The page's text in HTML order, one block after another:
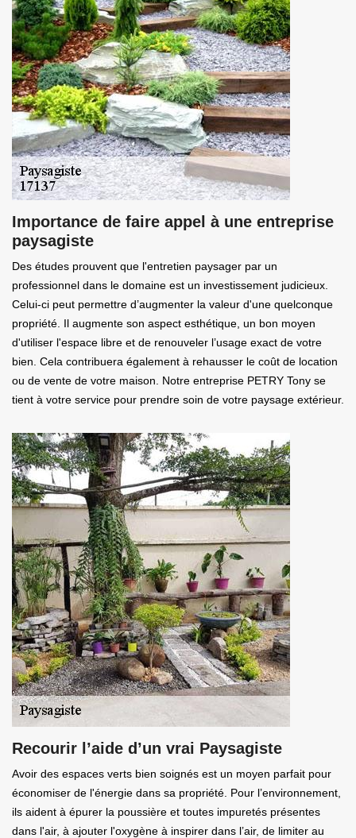
Importance de faire appel à une entreprise
paysagiste
Des études prouvent que l'entretien paysager par un
professionnel dans le domaine est un investissement judicieux.
Celui-ci peut permettre d’augmenter la valeur d'une quelconque
propriété. Il augmente son aspect esthétique, un bon moyen
d'utiliser l'espace libre et de renouveler l’usage exact de votre
bien. Cela contribuera également à rehausser le coût de location
ou de vente de votre maison. Notre entreprise PETRY Tony se
tient à votre service pour prendre soin de votre paysage extérieur.
Recourir l’aide d’un vrai Paysagiste
Avoir des espaces verts bien soignés est un moyen parfait pour
économiser de l'énergie dans sa propriété. Pour l’environnement,
ils aident à épurer la poussière et toutes impuretés présentes
dans l'air, à ajouter l'oxygène à inspirer dans l’air, de limiter au